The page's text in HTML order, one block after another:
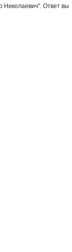
Николаевич". Ответ вы